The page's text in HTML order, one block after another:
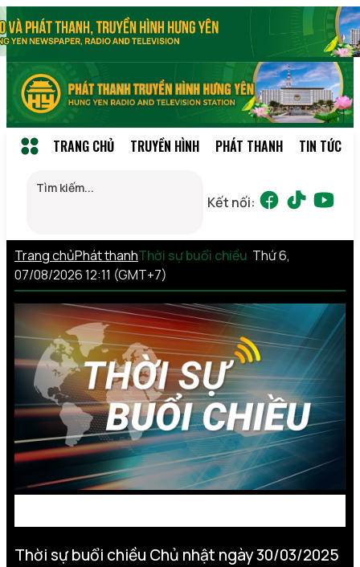
TRANG CHỦ TRUYỀN HÌNH PHÁT THANH TIN TỨC
Kết nối:
Trang chủPhát thanhThời sự buổi chiều Thứ 6,
07/08/2026 12:11 (GMT+7)
Thời sự buổi chiều Chủ nhật ngày 30/03/2025